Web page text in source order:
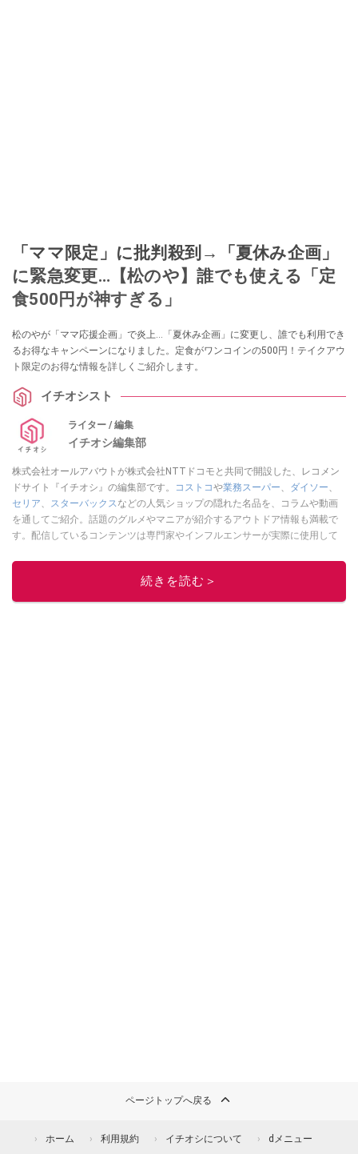
「ママ限定」に批判殺到→「夏休み企画」
に緊急変更…【松のや】誰でも使える「定
食500円が神すぎる」
松のやが「ママ応援企画」で炎上…「夏休み企画」に変更し、誰でも利用でき
るお得なキャンペーンになりました。定食がワンコインの500円！テイクアウ
ト限定のお得な情報を詳しくご紹介します。
イチオシスト
ライター / 編集
イチオシ編集部
株式会社オールアバウトが株式会社NTTドコモと共同で開設した、レコメン
ドサイト『イチオシ』の編集部です。
コストコや業務スーパー、 ダイソー、
セリア、 スターバックスなどの人気ショップの隠れた名品を、コラムや動画
を通してご紹介。話題のグルメやマニアが紹介するアウトドア情報も満載で
す。配信しているコンテンツは専門家やインフルエンサーが実際に使用して
ニュースでフォロー
続きを読む＞
ページトップへ戻る
ホーム 利用規約 イチオシについて dメニュー